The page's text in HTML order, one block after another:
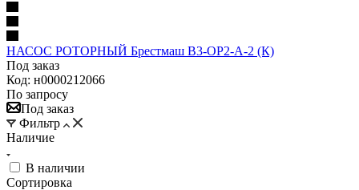
НАСОС РОТОРНЫЙ Брестмаш В3-ОР2-А-2 (К)
Под заказ
Код: н0000212066
По запросу
Под заказ
Фильтр
Наличие
В наличии
Сортировка